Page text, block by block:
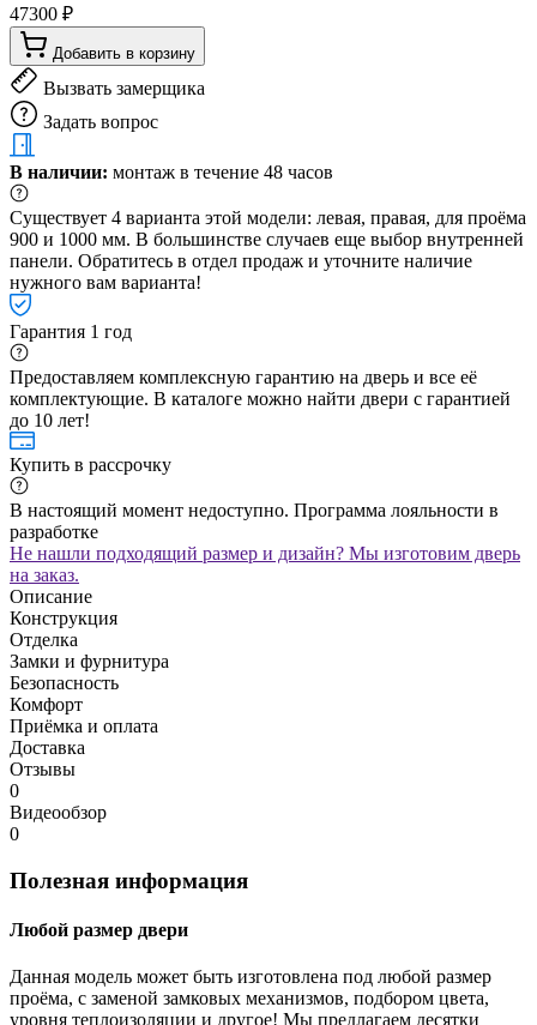
47300 ₽
Добавить в корзину
Вызвать замерщика
Задать вопрос
В наличии: монтаж в течение 48 часов
Существует 4 варианта этой модели: левая, правая, для проёма
900 и 1000 мм. В большинстве случаев еще выбор внутренней
панели. Обратитесь в отдел продаж и уточните наличие
нужного вам варианта!
Гарантия 1 год
Предоставляем комплексную гарантию на дверь и все её
комплектующие. В каталоге можно найти двери с гарантией
до 10 лет!
Купить в рассрочку
В настоящий момент недоступно. Программа лояльности в
разработке
Не нашли подходящий размер и дизайн? Мы изготовим дверь
на заказ.
Описание
Конструкция
Отделка
Замки и фурнитура
Безопасность
Комфорт
Приёмка и оплата
Доставка
Отзывы
0
Видеообзор
0
Полезная информация
Любой размер двери
Данная модель может быть изготовлена под любой размер
проёма, с заменой замковых механизмов, подбором цвета,
уровня теплоизоляции и другое! Мы предлагаем десятки